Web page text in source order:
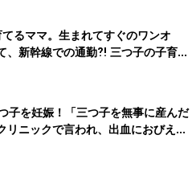
るママ。生まれてすぐのワンオ
、新幹線での通勤⁈ 三つ子の子育て
体験談】
子を妊娠！「三つ子を無事に産んだ
リニックで言われ、出血におびえる
ナ・インタビュー】